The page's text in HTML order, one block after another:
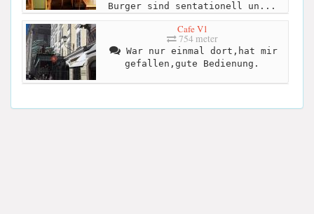
Burger sind sentationell un...
Cafe V1
754 meter
War nur einmal dort,hat mir
gefallen,gute Bedienung.